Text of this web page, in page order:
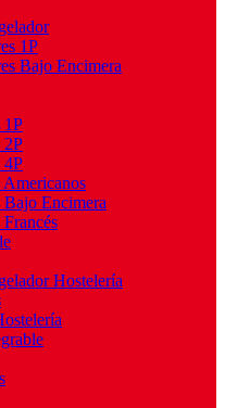
1P
Bajo Encimera
1P
2P
4P
Encimera
Hostelería